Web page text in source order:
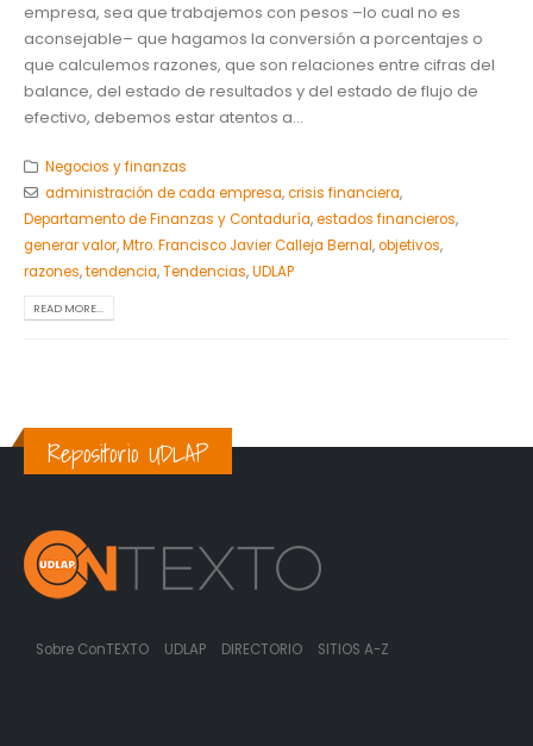
empresa, sea que trabajemos con pesos –lo cual no es
aconsejable– que hagamos la conversión a porcentajes o
que calculemos razones, que son relaciones entre cifras del
balance, del estado de resultados y del estado de flujo de
efectivo, debemos estar atentos a...
Negocios y finanzas
administración de cada empresa,crisis financiera,
Departamento de Finanzas y Contaduría,estados financieros,
generar valor,Mtro. Francisco Javier Calleja Bernal,objetivos,
razones,tendencia,Tendencias,UDLAP
READ MORE...
Repositorio UDLAP
Sobre ConTEXTO UDLAP DIRECTORIO SITIOS A-Z